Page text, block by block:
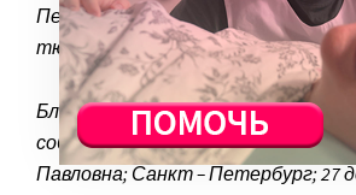
Петербургским дамским
тюремным комитетом
Благотворительный базар в
собрании; в центре – великая
Павловна; Санкт – Петербург; 27